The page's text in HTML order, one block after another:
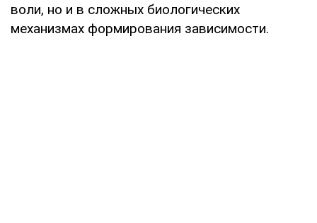
воли, но и в сложных биологических
механизмах формирования зависимости.